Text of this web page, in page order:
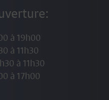
à 19h00
à 11h30
à 11h30
à 17h00
de la période
la valeur fiscale fixée
civile précédant la
inscrit au RF au 1